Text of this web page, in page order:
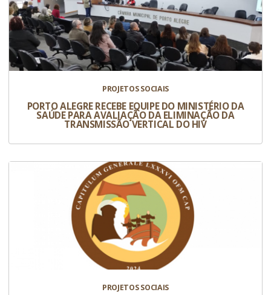
PROJETOS SOCIAIS
PORTO ALEGRE RECEBE EQUIPE DO MINISTÉRIO DA
SAÚDE PARA AVALIAÇÃO DA ELIMINAÇÃO DA
TRANSMISSÃO VERTICAL DO HIV
PROJETOS SOCIAIS